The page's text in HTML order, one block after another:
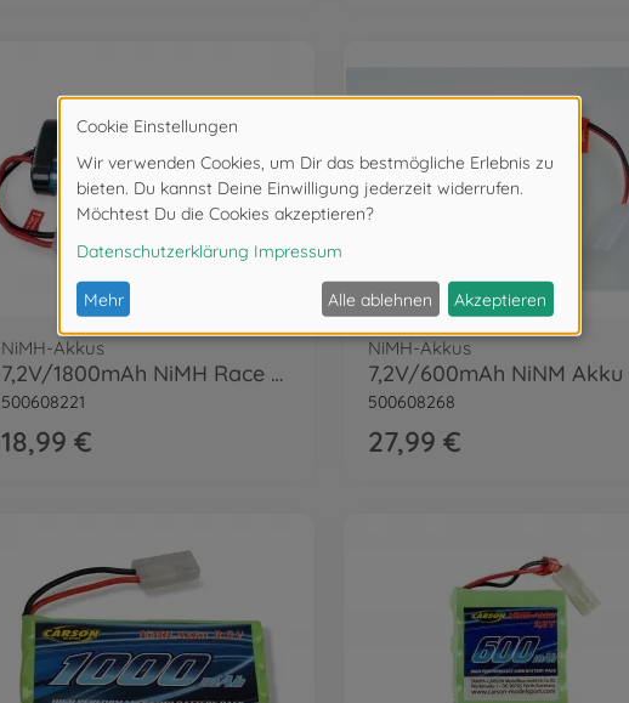
NiMH-Akkus
7,2V/1800mAh NiMH Race Akku TAM
500608221
18,99 €
NiMH-Akkus
500608268
27,99 €